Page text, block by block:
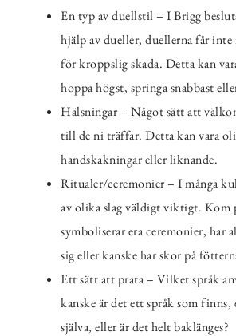
En typ av duellstil – I Brigg
hjälp av dueller, duellerna får
för kroppslig skada. Detta kan
hoppa högst, springa snabbast
Hälsningar – Något sätt att
till de ni träffar. Detta kan vara
handskakningar eller liknande.
Ritualer/ceremonier – I många
av olika slag väldigt viktigt. Kom
symboliserar era ceremonier, har
sig eller kanske har skor på
Ett sätt att prata – Vilket språk
kanske är det ett språk som
själva, eller är det helt baklänges?